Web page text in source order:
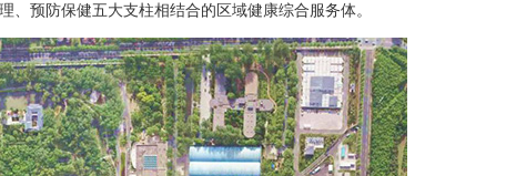
预防保健五大支柱相结合的区域健康综合服务体。